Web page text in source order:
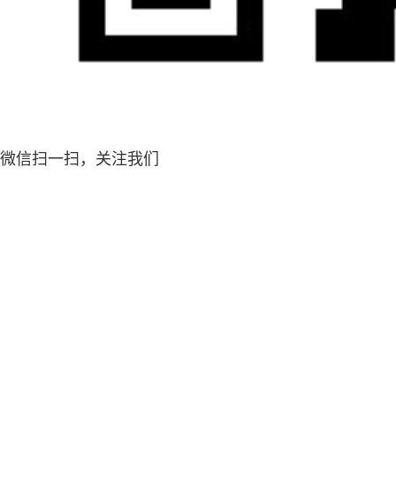
微信扫一扫，关注我们